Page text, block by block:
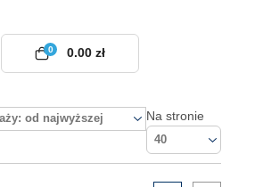
0
0.00 zł
od najwyższej Na stronie
40